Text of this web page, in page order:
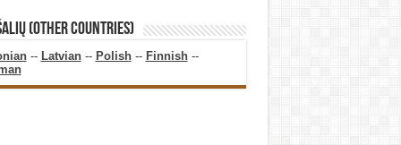
(OTHER COUNTRIES)
-- Latvian-- Polish-- Finnish--